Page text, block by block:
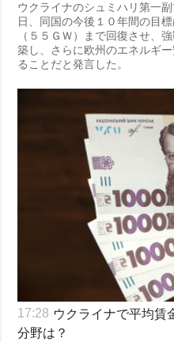
ウクライナのシュミハリ第一
日、同国の今後１０年間の目
（５５ＧＷ）まで回復させ、
築し、さらに欧州のエネルギ
ることだと発言した。
17:28 ウクライナで平均
分野は？